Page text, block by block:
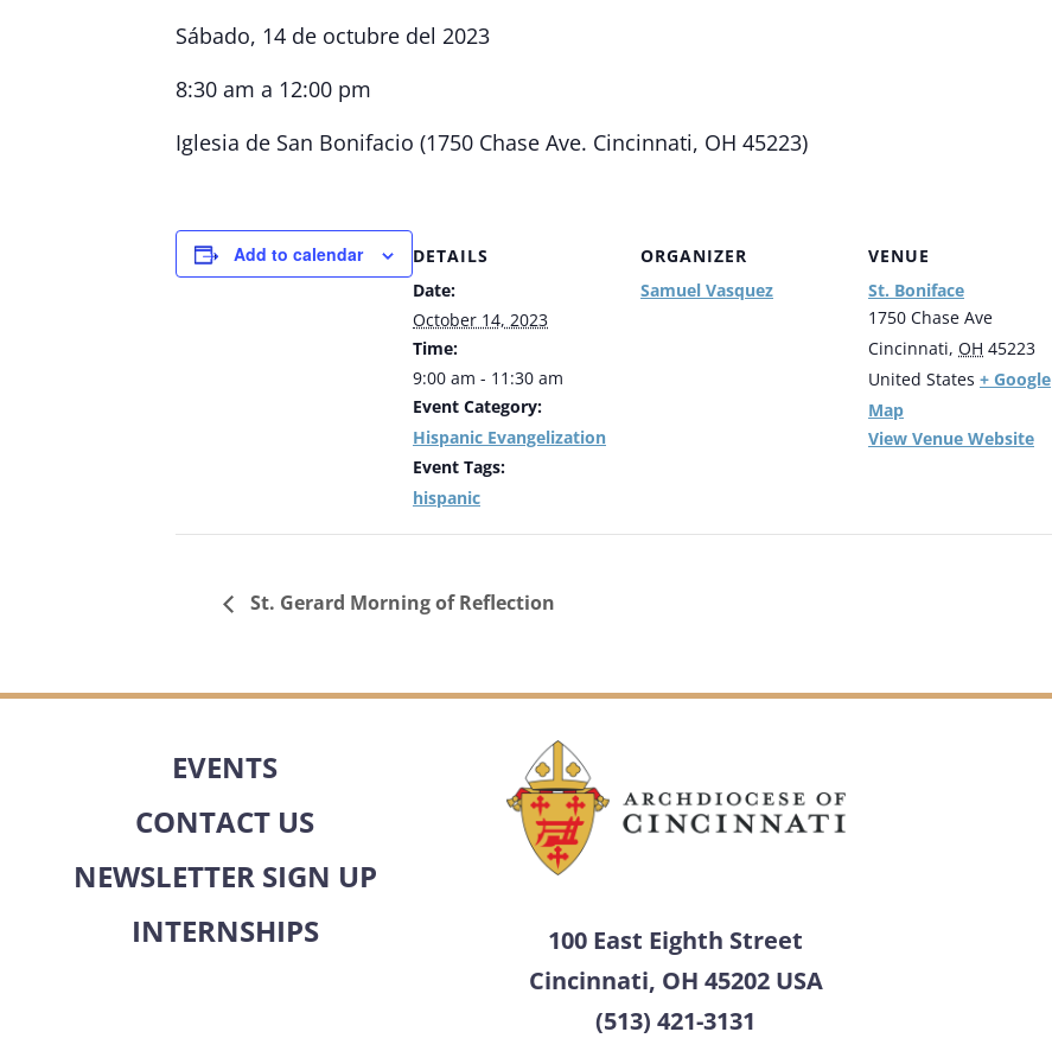
Sábado, 14 de octubre del 2023
8:30 am a 12:00 pm
Iglesia de San Bonifacio (1750 Chase Ave. Cincinnati, OH 45223)
Add to calendar
DETAILS
Date:
October 14, 2023
Time:
9:00 am - 11:30 am
Event Category:
Hispanic Evangelization
Event Tags:
hispanic
ORGANIZER
Samuel Vasquez
VENUE
St. Boniface
1750 Chase Ave
Cincinnati, OH 45223
United States + Google
Map
View Venue Website
St. Gerard Morning of Reflection
EVENTS
CONTACT US
NEWSLETTER SIGN UP
INTERNSHIPS
100 East Eighth Street
Cincinnati, OH 45202 USA
(513) 421-3131